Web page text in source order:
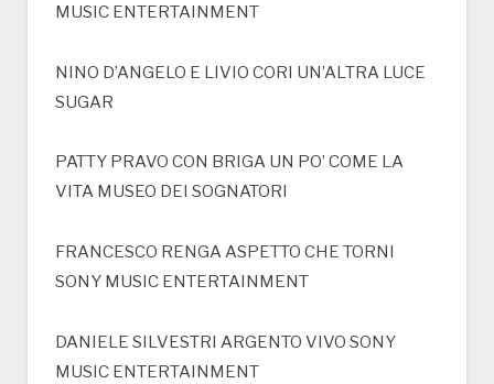
MUSIC ENTERTAINMENT
NINO D’ANGELO E LIVIO CORI UN’ALTRA LUCE
SUGAR
PATTY PRAVO CON BRIGA UN PO’ COME LA
VITA MUSEO DEI SOGNATORI
FRANCESCO RENGA ASPETTO CHE TORNI
SONY MUSIC ENTERTAINMENT
DANIELE SILVESTRI ARGENTO VIVO SONY
MUSIC ENTERTAINMENT